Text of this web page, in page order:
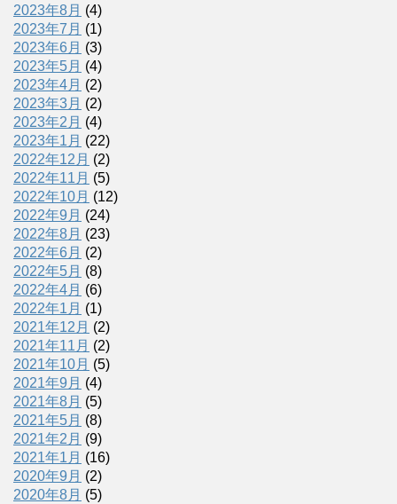
2023年8月 (4)
2023年7月 (1)
2023年6月 (3)
2023年5月 (4)
2023年4月 (2)
2023年3月 (2)
2023年2月 (4)
2023年1月 (22)
2022年12月 (2)
2022年11月 (5)
2022年10月 (12)
2022年9月 (24)
2022年8月 (23)
2022年6月 (2)
2022年5月 (8)
2022年4月 (6)
2022年1月 (1)
2021年12月 (2)
2021年11月 (2)
2021年10月 (5)
2021年9月 (4)
2021年8月 (5)
2021年5月 (8)
2021年2月 (9)
2021年1月 (16)
2020年9月 (2)
2020年8月 (5)